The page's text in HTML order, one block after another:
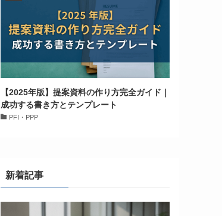
【2025年版】提案資料の作り方完全ガイド｜
成功する書き方とテンプレート
PFI・PPP
新着記事